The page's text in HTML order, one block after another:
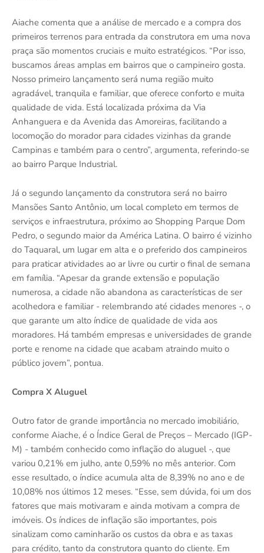
Aiache comenta que a análise de mercado e a compra dos
primeiros terrenos para entrada da construtora em uma nova
praça são momentos cruciais e muito estratégicos. “Por isso,
buscamos áreas amplas em bairros que o campineiro gosta.
Nosso primeiro lançamento será numa região muito
agradável, tranquila e familiar, que oferece conforto e muita
qualidade de vida. Está localizada próxima da Via
Anhanguera e da Avenida das Amoreiras, facilitando a
locomoção do morador para cidades vizinhas da grande
Campinas e também para o centro”, argumenta, referindo-se
ao bairro Parque Industrial.
Já o segundo lançamento da construtora será no bairro
Mansões Santo Antônio, um local completo em termos de
serviços e infraestrutura, próximo ao Shopping Parque Dom
Pedro, o segundo maior da América Latina. O bairro é vizinho
do Taquaral, um lugar em alta e o preferido dos campineiros
para praticar atividades ao ar livre ou curtir o final de semana
em família. “Apesar da grande extensão e população
numerosa, a cidade não abandona as características de ser
acolhedora e familiar - relembrando até cidades menores -, o
que garante um alto índice de qualidade de vida aos
moradores. Há também empresas e universidades de grande
porte e renome na cidade que acabam atraindo muito o
público jovem”, pontua.
Compra X Aluguel
Outro fator de grande importância no mercado imobiliário,
conforme Aiache, é o Índice Geral de Preços – Mercado (IGP-
M) - também conhecido como inflação do aluguel -, que
variou 0,21% em julho, ante 0,59% no mês anterior. Com
esse resultado, o índice acumula alta de 8,39% no ano e de
10,08% nos últimos 12 meses. “Esse, sem dúvida, foi um dos
fatores que mais motivaram e ainda motivam a compra de
imóveis. Os índices de inflação são importantes, pois
sinalizam como caminharão os custos da obra e as taxas
para crédito, tanto da construtora quanto do cliente. Em